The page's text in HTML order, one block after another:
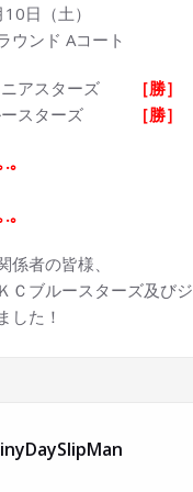
日（土）
ウンド Aコート
ニアスターズ
［勝］
ースターズ
［勝］
｡
｡
者の皆様、
Ｃブルースターズ及び
した！